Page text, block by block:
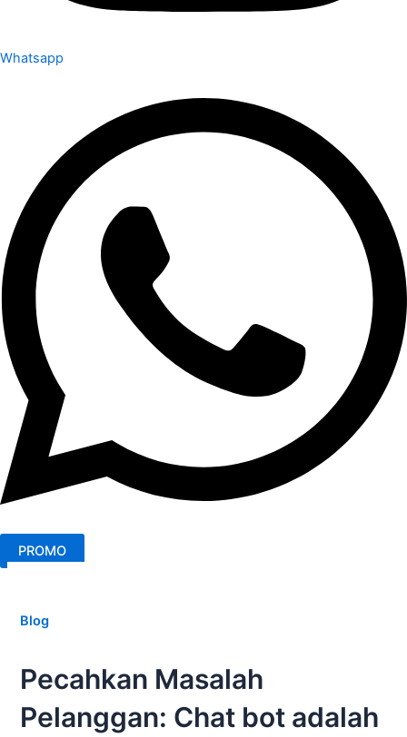
Whatsapp
PROMO
Blog
Pecahkan Masalah
Pelanggan: Chat bot adalah